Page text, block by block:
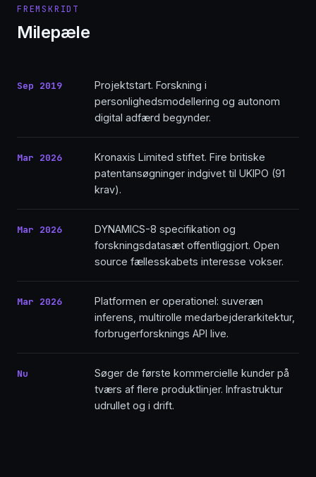
FREMSKRIDT
Milepæle
Sep 2019
Projektstart. Forskning i
personlighedsmodellering og autonom
digital adfærd begynder.
Mar 2026
Kronaxis Limited stiftet. Fire britiske
patentansøgninger indgivet til UKIPO (91
krav).
Mar 2026
DYNAMICS-8 specifikation og
forskningsdatasæt offentliggjort. Open
source fællesskabets interesse vokser.
Mar 2026
Platformen er operationel: suveræn
inferens, multirolle medarbejderarkitektur,
forbrugerforsknings API live.
Nu
Søger de første kommercielle kunder på
tværs af flere produktlinjer. Infrastruktur
udrullet og i drift.